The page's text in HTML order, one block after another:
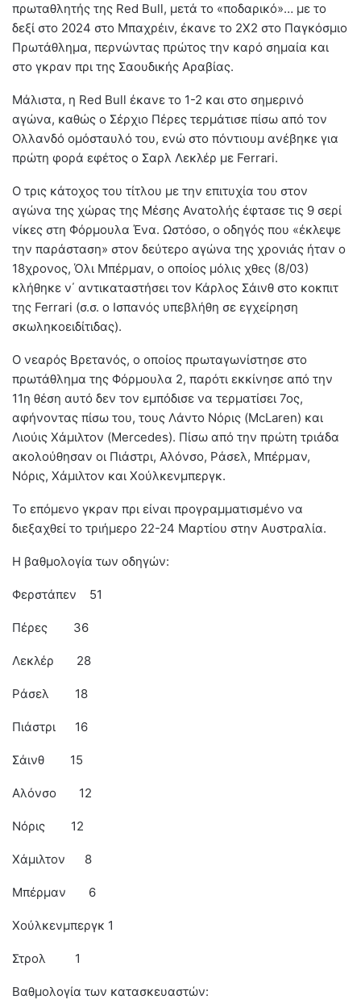
πρωταθλητής της Red Bull, μετά το «ποδαρικό»… με το
δεξί στο 2024 στο Μπαχρέιν, έκανε το 2Χ2 στο Παγκόσμιο
Πρωτάθλημα, περνώντας πρώτος την καρό σημαία και
στο γκραν πρι της Σαουδικής Αραβίας.
Μάλιστα, η Red Bull έκανε το 1-2 και στο σημερινό
αγώνα, καθώς ο Σέρχιο Πέρες τερμάτισε πίσω από τον
Ολλανδό ομόσταυλό του, ενώ στο πόντιουμ ανέβηκε για
πρώτη φορά εφέτος ο Σαρλ Λεκλέρ με Ferrari.
Ο τρις κάτοχος του τίτλου με την επιτυχία του στον
αγώνα της χώρας της Μέσης Ανατολής έφτασε τις 9 σερί
νίκες στη Φόρμουλα Ένα. Ωστόσο, ο οδηγός που «έκλεψε
την παράσταση» στον δεύτερο αγώνα της χρονιάς ήταν ο
18χρονος, Όλι Μπέρμαν, ο οποίος μόλις χθες (8/03)
κλήθηκε ν΄ αντικαταστήσει τον Κάρλος Σάινθ στο κοκπιτ
της Ferrari (σ.σ. o Ισπανός υπεβλήθη σε εγχείρηση
σκωληκοειδίτιδας).
Ο νεαρός Βρετανός, ο οποίος πρωταγωνίστησε στο
πρωτάθλημα της Φόρμουλα 2, παρότι εκκίνησε από την
11η θέση αυτό δεν τον εμπόδισε να τερματίσει 7ος,
αφήνοντας πίσω του, τους Λάντο Νόρις (McLaren) και
Λιούις Χάμιλτον (Mercedes). Πίσω από την πρώτη τριάδα
ακολούθησαν οι Πιάστρι, Αλόνσο, Ράσελ, Μπέρμαν,
Νόρις, Χάμιλτον και Χούλκενμπεργκ.
Το επόμενο γκραν πρι είναι προγραμματισμένο να
διεξαχθεί το τριήμερο 22-24 Μαρτίου στην Αυστραλία.
Η βαθμολογία των οδηγών:
Φερστάπεν 51
Πέρες 36
Λεκλέρ 28
Ράσελ 18
Πιάστρι 16
Σάινθ 15
Αλόνσο 12
Νόρις 12
Χάμιλτον 8
Μπέρμαν 6
Χούλκενμπεργκ 1
Στρολ 1
Βαθμολογία των κατασκευαστών: